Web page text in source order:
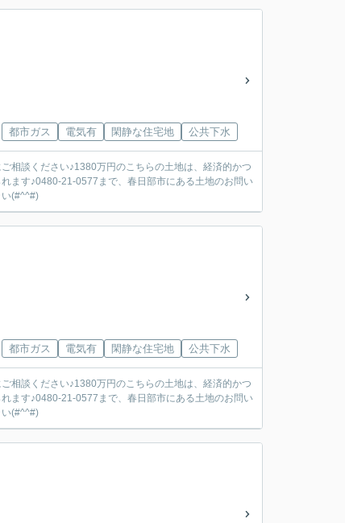
都市ガス 電気有 閑静な住宅地 公共下水
相談ください♪1380万円のこちらの土地は、経済的かつ
ます♪0480-21-0577まで、春日部市にある土地のお問い
い(#^^#)
都市ガス 電気有 閑静な住宅地 公共下水
相談ください♪1380万円のこちらの土地は、経済的かつ
ます♪0480-21-0577まで、春日部市にある土地のお問い
い(#^^#)